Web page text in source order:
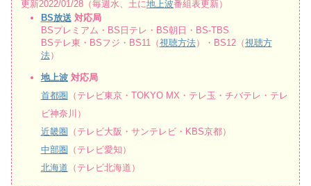
更新2022/01/28（毎週水、土に地上波番組表更新）
BS放送 対応局
BSプレミアム・BS日テレ・BS朝日・BS-TBS
BSテレ東・BSフジ・BS11（視聴方法）・BS12（視聴方
法）
地上波対応局
首都圏 （テレビ東京・TOKYO MX・テレ玉・チバテレ・テレ
ビ神奈川）
近畿圏 （テレビ大阪・サンテレビ・KBS京都）
中部圏 （テレビ愛知）
北海道 （テレビ北海道）